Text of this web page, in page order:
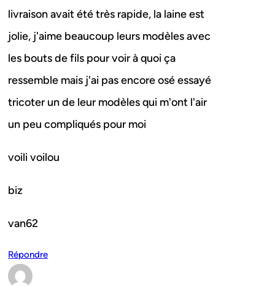
livraison avait été très rapide, la laine est
jolie, j'aime beaucoup leurs modèles avec
les bouts de fils pour voir à quoi ça
ressemble mais j'ai pas encore osé essayé
tricoter un de leur modèles qui m'ont l'air
un peu compliqués pour moi
voili voilou
biz
van62
Répondre